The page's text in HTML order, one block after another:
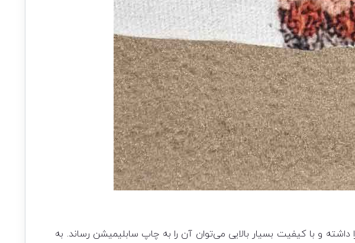
و با کیفیت بسیار بالایی می‌توان آن را به چاپ سابلیمیشن رساند. به